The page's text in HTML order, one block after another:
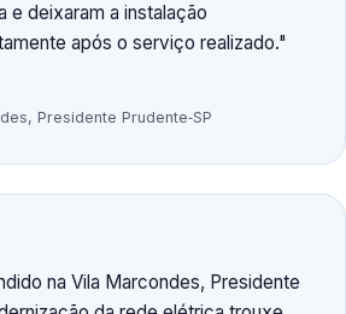
e deixaram a instalação
após o serviço realizado.
Presidente Prudente‑SP
na Vila Marcondes, Presidente